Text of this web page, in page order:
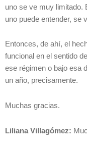
uno se ve muy limitado.
uno puede entender, se
Entonces, de ahí, el
funcional en el sentido
ese régimen o bajo esa
un año, precisamente.
Muchas gracias.
Liliana Villagómez: